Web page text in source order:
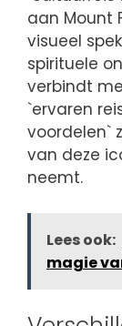
aan Mount
visueel
spirituele
verbindt
`ervaren
voordelen`
van deze
neemt.
Lees ook:
magie